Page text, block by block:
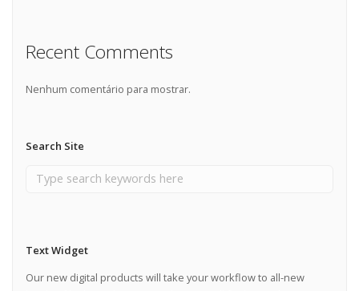
Recent Comments
Nenhum comentário para mostrar.
Search Site
Text Widget
Our new digital products will take your workflow to all-new